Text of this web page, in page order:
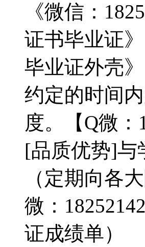
《微信：
证书毕业证
毕业证外壳
约定的时间
度。【Q微：
[品质优势]与
（定期向各
微：
证成绩单）